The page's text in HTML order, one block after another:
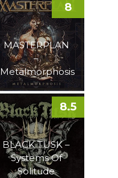
MASTERPLAN
–
Metalmorphosis
8
BLACK TUSK –
Systems Of
Solitude
8.5